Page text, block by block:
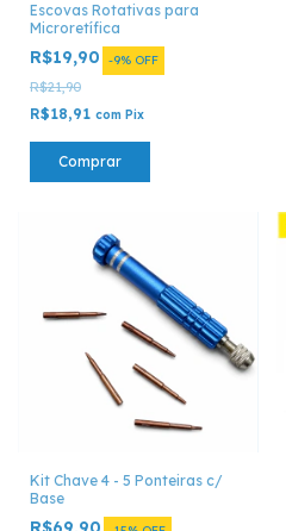
Escovas Rotativas para
Microretífica
R$19,90 -9% OFF
R$21,90
R$18,91 com Pix
Comprar
Kit Chave 4 - 5 Ponteiras c/
Base